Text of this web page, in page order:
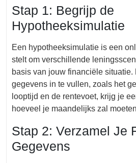
Stap 1: Begrijp de
Hypotheeksimulatie
Een hypotheeksimulatie is een
stelt om verschillende
basis van jouw financiële situatie.
gegevens in te vullen, zoals het
looptijd en de rentevoet, krijg je
hoeveel je maandelijks zal
Stap 2: Verzamel Je
Gegevens